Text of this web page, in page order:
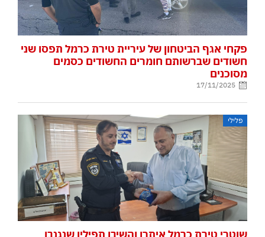
פקחי אגף הביטחון של עיריית טירת כרמל תפסו שני
חשודים שברשותם חומרים החשודים כסמים
מסוכנים
17/11/2025
פלילי